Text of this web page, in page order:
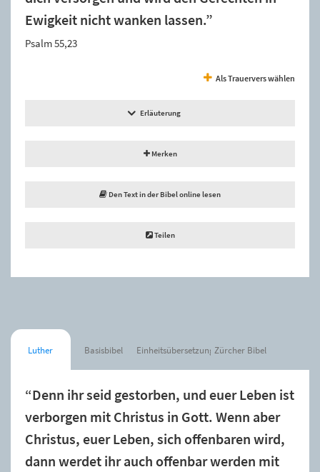
Ewigkeit nicht wanken lassen.”
Psalm 55,23
Als Trauervers wählen
Erläuterung
Merken
Den Text in der Bibel online lesen
Teilen
Luther Basisbibel Einheitsübersetzung Zürcher Bibel
“Denn ihr seid gestorben, und euer Leben ist
verborgen mit Christus in Gott. Wenn aber
Christus, euer Leben, sich offenbaren wird,
dann werdet ihr auch offenbar werden mit